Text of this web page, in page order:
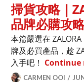
掃貨攻略｜
品牌必購攻
本篇嚴選在
牌及必買產品，趁
入手吧！ Continue
CARMEN OOI